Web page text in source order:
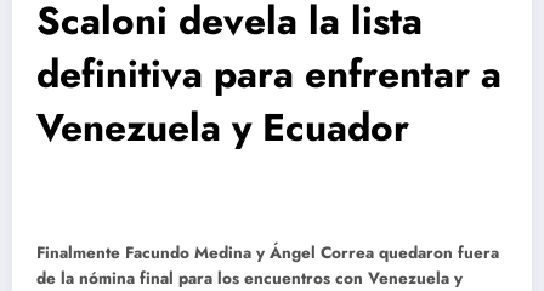
Scaloni devela la lista
definitiva para enfrentar a
Venezuela y Ecuador
Finalmente Facundo Medina y Ángel Correa quedaron fuera
de la nómina final para los encuentros con Venezuela y